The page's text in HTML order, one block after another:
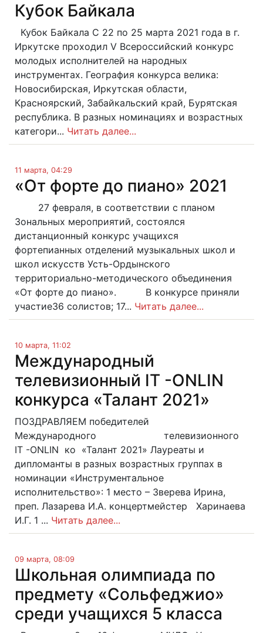
Кубок Байкала
Кубок Байкала С 22 по 25 марта 2021 года в г.
Иркутске проходил V Всероссийский конкурс
молодых исполнителей на народных
инструментах. География конкурса велика:
Новосибирская, Иркутская области,
Красноярский, Забайкальский край, Бурятская
республика. В разных номинациях и возрастных
категори... Читать далее...
11 марта, 04:29
«От форте до пиано» 2021
27 февраля, в соответствии с планом
Зональных мероприятий, состоялся
дистанционный конкурс учащихся
фортепианных отделений музыкальных школ и
школ искусств Усть-Ордынского
территориально-методического объединения
«От форте до пиано». В конкурсе приняли
участие36 солистов; 17... Читать далее...
10 марта, 11:02
Международный
телевизионный IT -ONLIN
конкурса «Талант 2021»
ПОЗДРАВЛЯЕМ победителей
Международного телевизионного
IT -ONLIN ко «Талант 2021» Лауреаты и
дипломанты в разных возрастных группах в
номинации «Инструментальное
исполнительство»: 1 место – Зверева Ирина,
преп. Лазарева И.А. концертмейстер Харинаева
И.Г. 1 ... Читать далее...
09 марта, 08:09
Школьная олимпиада по
предмету «Сольфеджио»
среди учащихся 5 класса